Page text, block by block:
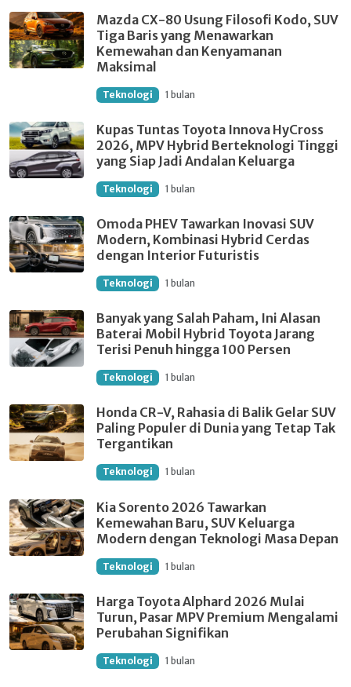
Mazda CX-80 Usung Filosofi Kodo, SUV
Tiga Baris yang Menawarkan
Kemewahan dan Kenyamanan
Maksimal
Teknologi 1 bulan
Kupas Tuntas Toyota Innova HyCross
2026, MPV Hybrid Berteknologi Tinggi
yang Siap Jadi Andalan Keluarga
Teknologi 1 bulan
Omoda PHEV Tawarkan Inovasi SUV
Modern, Kombinasi Hybrid Cerdas
dengan Interior Futuristis
Teknologi 1 bulan
Banyak yang Salah Paham, Ini Alasan
Baterai Mobil Hybrid Toyota Jarang
Terisi Penuh hingga 100 Persen
Teknologi 1 bulan
Honda CR-V, Rahasia di Balik Gelar SUV
Paling Populer di Dunia yang Tetap Tak
Tergantikan
Teknologi 1 bulan
Kia Sorento 2026 Tawarkan
Kemewahan Baru, SUV Keluarga
Modern dengan Teknologi Masa Depan
Teknologi 1 bulan
Harga Toyota Alphard 2026 Mulai
Turun, Pasar MPV Premium Mengalami
Perubahan Signifikan
Teknologi 1 bulan